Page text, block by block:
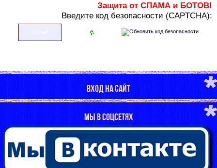
Защита от СПАМА и БОТОВ!
Введите код безопасности (CAPTCHA):
ВХОД НА САЙТ
МЫ В СОЦСЕТЯХ